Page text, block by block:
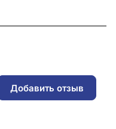
Добавить отзыв